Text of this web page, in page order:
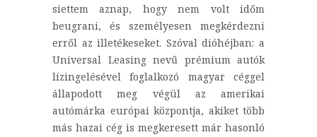
siettem aznap, hogy nem volt időm
beugrani, és személyesen megkérdezni
erről az illetékeseket. Szóval dióhéjban: a
Universal Leasing nevű prémium autók
lízingelésével foglalkozó magyar céggel
állapodott meg végül az amerikai
autómárka európai központja, akiket több
más hazai cég is megkeresett már hasonló